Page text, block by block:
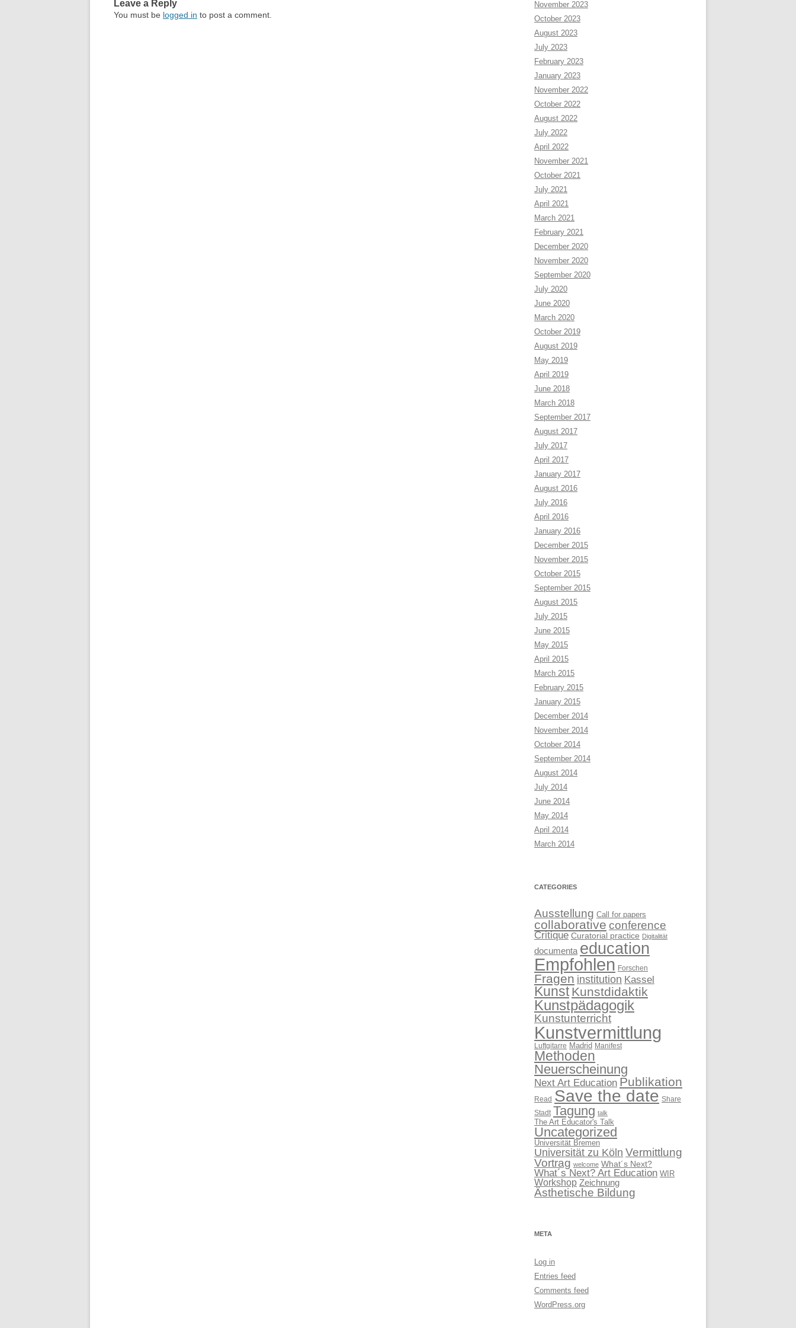
Leave a Reply
You must be logged in to post a comment.
November 2023
October 2023
August 2023
July 2023
February 2023
January 2023
November 2022
October 2022
August 2022
July 2022
April 2022
November 2021
October 2021
July 2021
April 2021
March 2021
February 2021
December 2020
November 2020
September 2020
July 2020
June 2020
March 2020
October 2019
August 2019
May 2019
April 2019
June 2018
March 2018
September 2017
August 2017
July 2017
April 2017
January 2017
August 2016
July 2016
April 2016
January 2016
December 2015
November 2015
October 2015
September 2015
August 2015
July 2015
June 2015
May 2015
April 2015
March 2015
February 2015
January 2015
December 2014
November 2014
October 2014
September 2014
August 2014
July 2014
June 2014
May 2014
April 2014
March 2014
CATEGORIES
Ausstellung Call for papers
collaborative conference
Critique Curatorial practice Digitalität
documenta education
Empfohlen Forschen
Fragen institution Kassel
Kunst Kunstdidaktik
Kunstpädagogik
Kunstunterricht
Kunstvermittlung
Luftgitarre Madrid Manifest
Methoden
Neuerscheinung
Next Art Education Publikation
Read Save the date Share
Stadt Tagung talk
The Art Educator's Talk
Uncategorized
Universität Bremen
Universität zu Köln Vermittlung
Vortrag welcome What´s Next?
What´s Next? Art Education WIR
Workshop Zeichnung
Ästhetische Bildung
META
Log in
Entries feed
Comments feed
WordPress.org